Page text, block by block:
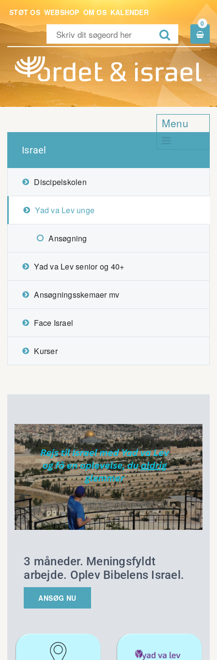
STØT OS WEBSHOP OM OS KALENDER

0

Menu
Israel
Discipelskolen
Yad va Lev unge
Ansøgning
Yad va Lev senior og 40+
Ansøgningsskemaer mv
Face Israel
Kurser
3 måneder. Meningsfyldt
arbejde. Oplev Bibelens Israel.
ANSØG NU